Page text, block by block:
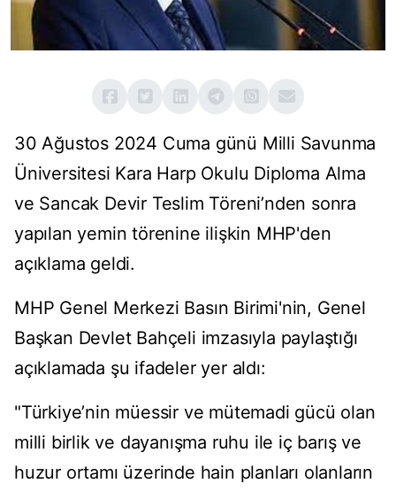
30 Ağustos 2024 Cuma günü Milli Savunma
Üniversitesi Kara Harp Okulu Diploma Alma
ve Sancak Devir Teslim Töreni’nden sonra
yapılan yemin törenine ilişkin MHP'den
açıklama geldi.
MHP Genel Merkezi Basın Birimi'nin, Genel
Başkan Devlet Bahçeli imzasıyla paylaştığı
açıklamada şu ifadeler yer aldı:
"Türkiye’nin müessir ve mütemadi gücü olan
milli birlik ve dayanışma ruhu ile iç barış ve
huzur ortamı üzerinde hain planları olanların